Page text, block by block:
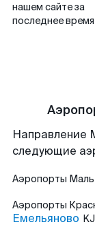
нашем сайте за
последнее время
Направление
следующие
Аэропорты
Аэропорты
Емельяново